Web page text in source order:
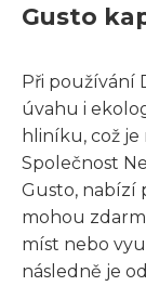
Gusto
Při používání
úvahu i
hliníku, což
Společnost
Gusto, nabízí
mohou
míst nebo
následně je